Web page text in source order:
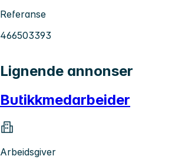
Referanse
466503393
Lignende annonser
Butikkmedarbeider
Arbeidsgiver